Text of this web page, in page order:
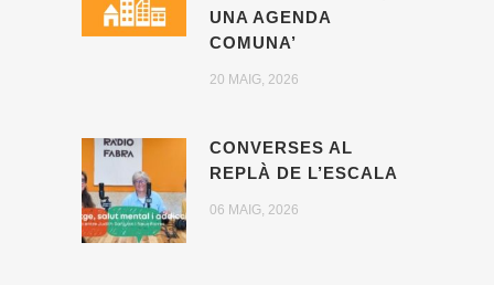
UNA AGENDA
COMUNA’
20 MAIG, 2026
CONVERSES AL
REPLÀ DE L’ESCALA
06 MAIG, 2026